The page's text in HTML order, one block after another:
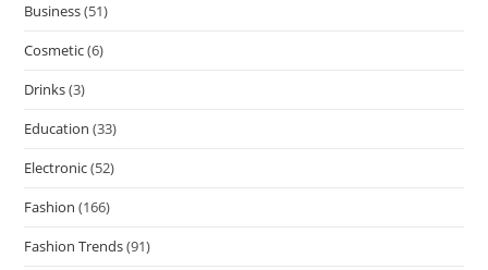
Business(51)
Cosmetic(6)
Drinks(3)
Education (33)
Electronic(52)
Fashion (166)
Fashion Trends(91)